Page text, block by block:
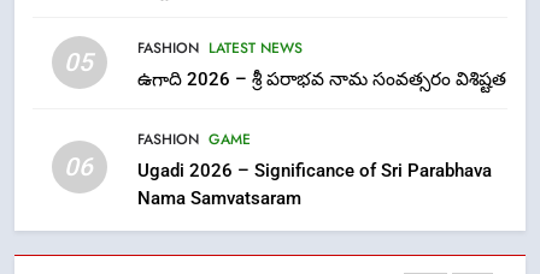
05 FASHION LATEST NEWS
ఉగాది 2026 – శ్రీ పరాభవ నామ సంవత్సరం విశిష్టత
06
FASHION GAME
Ugadi 2026 – Significance of Sri Parabhava
Nama Samvatsaram
1
FASHION
2
Ms. Vidura has joined Lekhari